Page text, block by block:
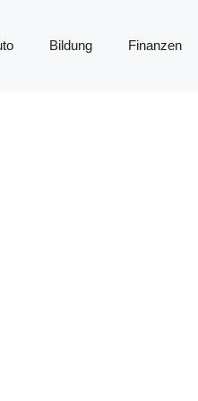
Bildung Finanzen